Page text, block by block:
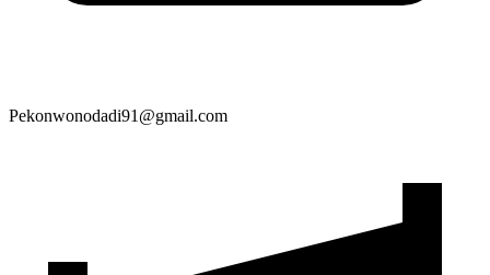
Pekonwonodadi91@gmail.com